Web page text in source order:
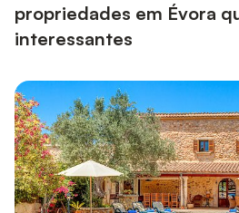
propriedades em Évora
interessantes